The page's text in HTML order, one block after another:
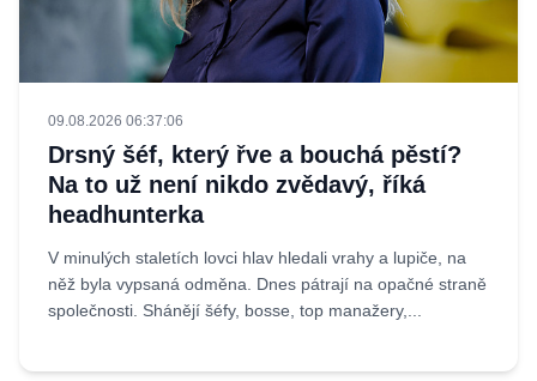
09.08.2026 06:37:06
Drsný šéf, který řve a bouchá pěstí?
Na to už není nikdo zvědavý, říká
headhunterka
V minulých staletích lovci hlav hledali vrahy a lupiče, na
něž byla vypsaná odměna. Dnes pátrají na opačné straně
společnosti. Shánějí šéfy, bosse, top manažery,...